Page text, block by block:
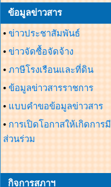
ข้อมูลข่าวสาร
• ข่าวประชาสัมพันธ์
• ข่าวจัดซื้อจัดจ้าง
• ภาษีโรงเรือนและที่ดิน
• ข้อมูลข่าวสารราชการ
• แบบคำขอข้อมูลข่าวสาร
• การเปิดโอกาสให้เกิดการมี
ส่วนร่วม
กิจการสภาฯ